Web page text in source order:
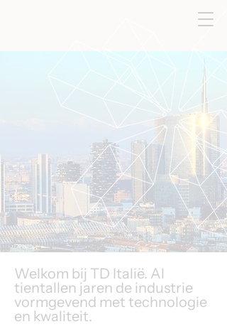
Welkom bij TD Italië. Al
tientallen jaren de industrie
vormgevend met technologie
en kwaliteit.